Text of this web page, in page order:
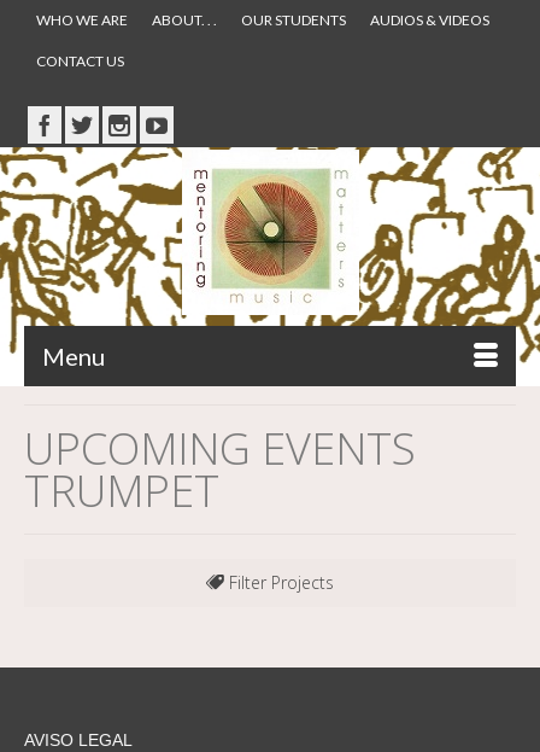
WHO WE ARE ABOUT. . . OUR STUDENTS AUDIOS & VIDEOS
CONTACT US
Menu
UPCOMING EVENTS
TRUMPET
Filter Projects
AVISO LEGAL